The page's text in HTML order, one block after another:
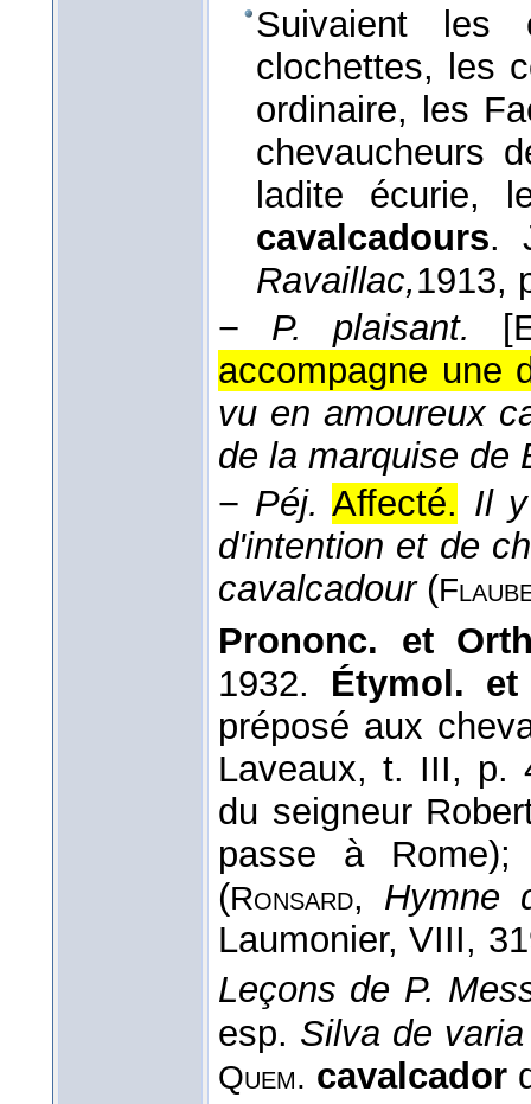
Suivaient les
clochettes, les
ordinaire, les
chevaucheurs
ladite écurie,
cavalcadours.
Ravaillac,1913,
− P. plaisant.
accompagne une
vu en amoureux
de la marquise de
− Péj. Affecté. Il
d'intention et de
cavalcadour(
Prononc. et
1932. Étymol.
préposé aux
Laveaux, t. III,
du seigneur
passe à
(Ronsard, Hymne
Laumonier, VIII,
Leçons de P.
esp. Silva de
Quem. cavalcador